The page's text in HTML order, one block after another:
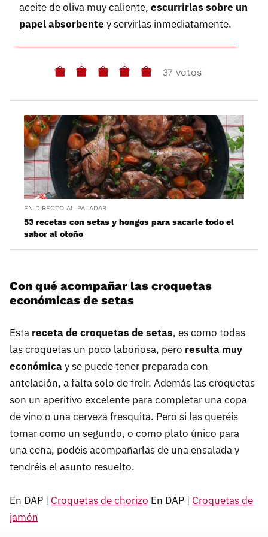
aceite de oliva muy caliente, escurrirlas sobre un
papel absorbente y servirlas inmediatamente.
37 votos
EN DIRECTO AL PALADAR
53 recetas con setas y hongos para sacarle todo el
sabor al otoño
Con qué acompañar las croquetas
económicas de setas
Esta receta de croquetas de setas, es como todas
las croquetas un poco laboriosa, pero resulta muy
económicay se puede tener preparada con
antelación, a falta solo de freír. Además las croquetas
son un aperitivo excelente para completar una copa
de vino o una cerveza fresquita. Pero si las queréis
tomar como un segundo, o como plato único para
una cena, podéis acompañarlas de una ensalada y
tendréis el asunto resuelto.
En DAP | Croquetas de chorizo En DAP | Croquetas de
jamón